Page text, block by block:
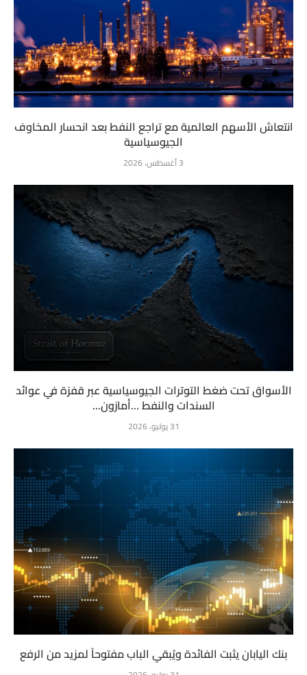
انتعاش الأسهم العالمية مع تراجع النفط بعد انحسار المخاوف
الجيوسياسية
3 أغسطس، 2026
الأسواق تحت ضغط التوترات الجيوسياسية عبر قفزة في عوائد
السندات والنفط …أمازون...
31 يوليو، 2026
بنك اليابان يثبت الفائدة ويُبقي الباب مفتوحاً لمزيد من الرفع